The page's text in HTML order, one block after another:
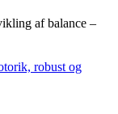
af balance –